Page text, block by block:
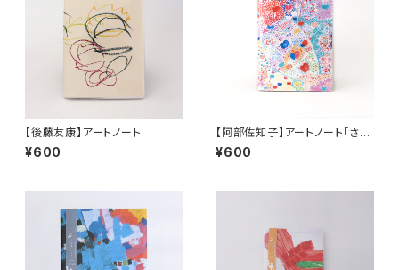
【後藤友康】アートノート
¥600
【阿部佐知子】アートノート「さか
な」
¥600